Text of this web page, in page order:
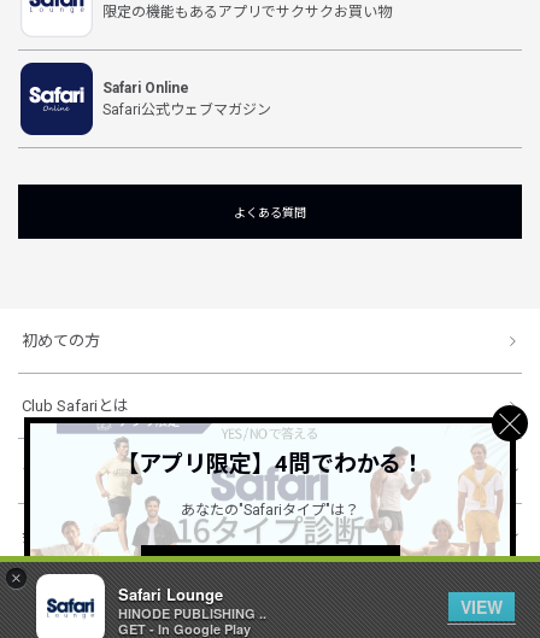
×
Safari Lounge
HINODE PUBLISHING ..
GET - In Google Play
VIEW
限定の機能もあるアプリでサクサクお買い物
Safari Online
Safari公式ウェブマガジン
よくある質問
初めての方
Club Safariとは
ショッピングガイド
会社概要・規約
© 1996-2026 HINODE PUBLISHING co., ltd. All Rights Reserved.
【アプリ限定】4問でわかる！
あなたの"Safariタイプ"は？
詳しくはこちら ＞